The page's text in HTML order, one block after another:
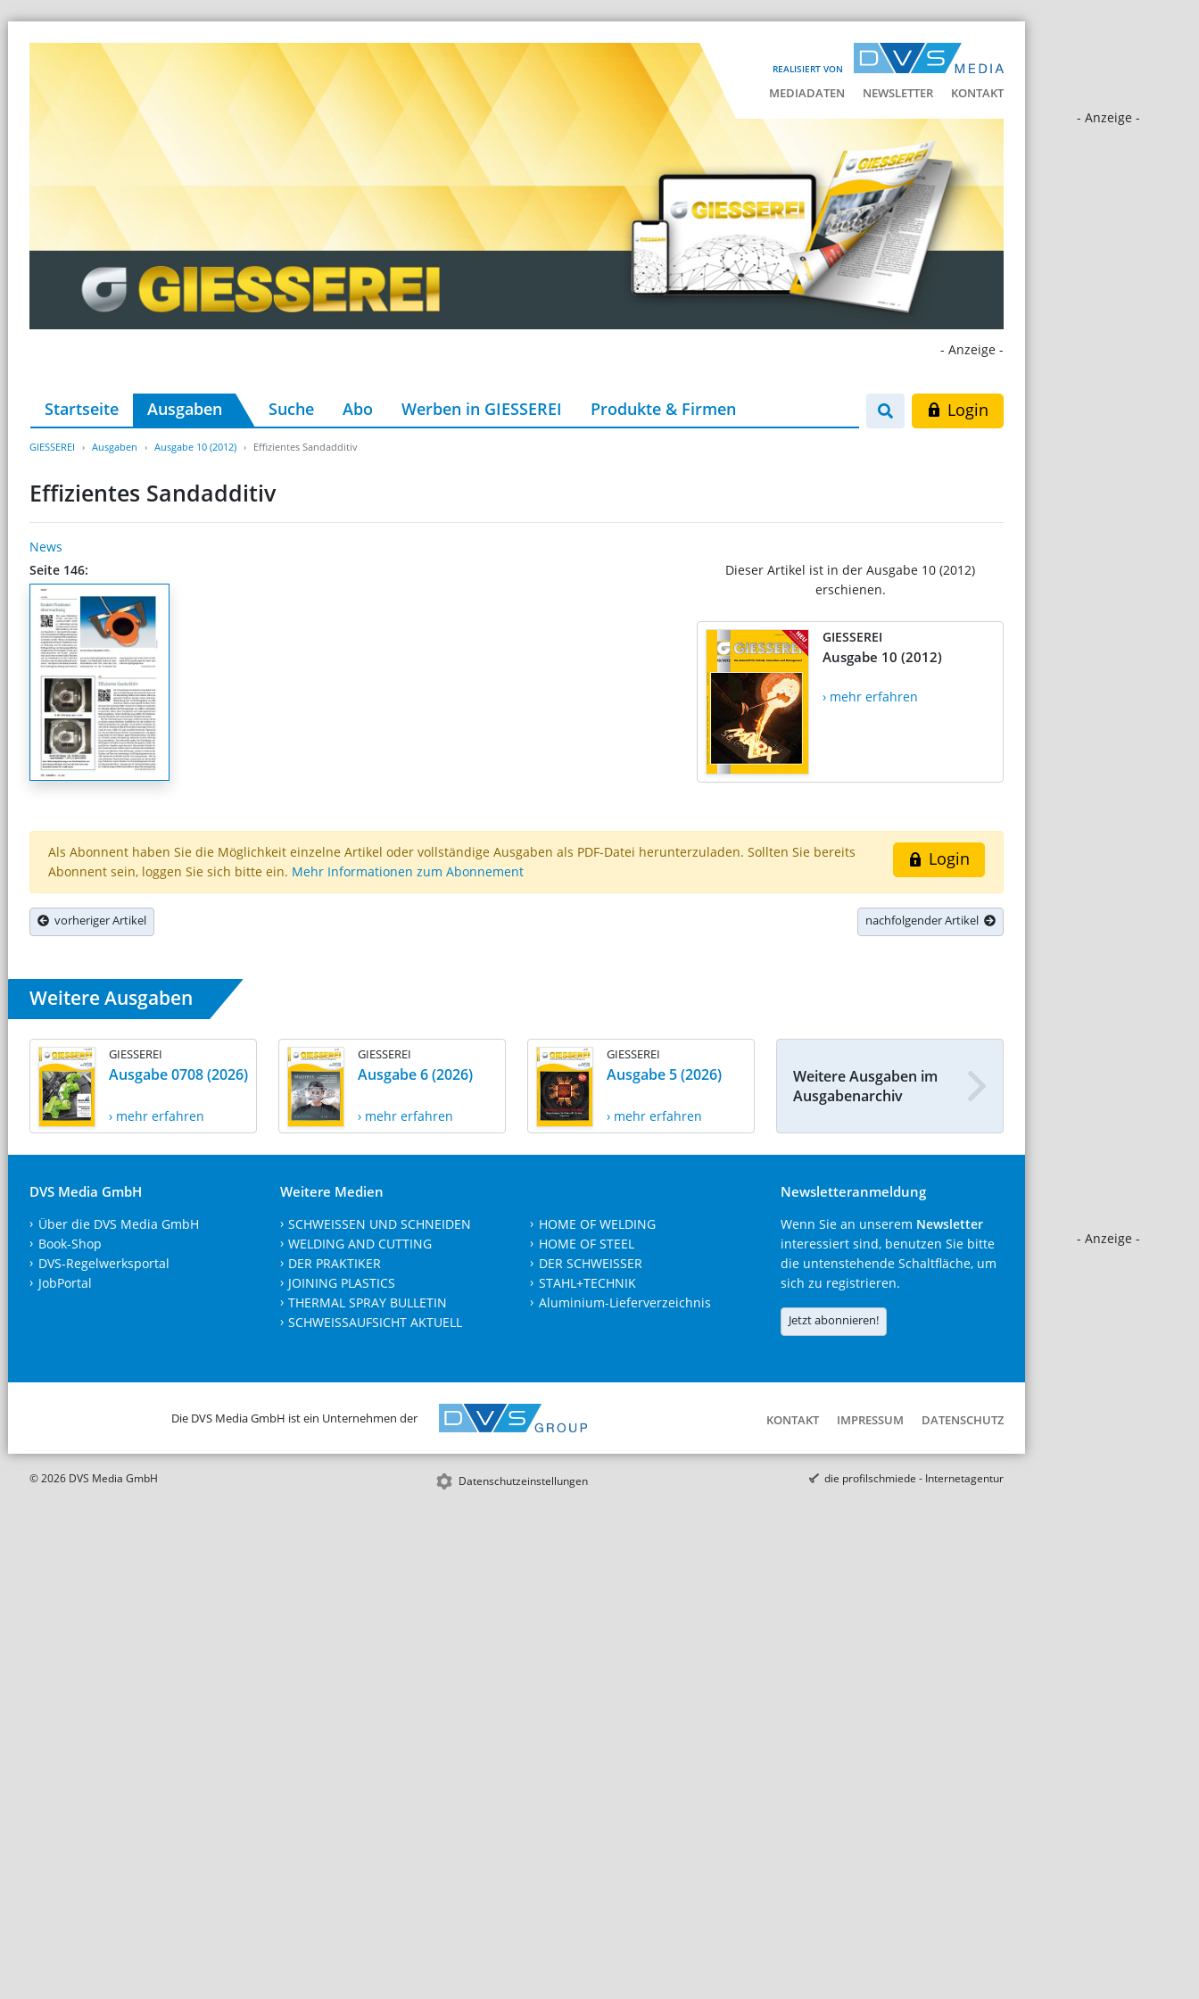
REALISIERT VON
MEDIADATEN NEWSLETTER KONTAKT
- Anzeige -
- Anzeige -
- Anzeige -
Startseite Ausgaben Suche Abo Werben in GIESSEREI Produkte & Firmen Login
GIESSEREI Ausgaben Ausgabe 10 (2012) Effizientes Sandadditiv
Effizientes Sandadditiv
News
Seite 146:
Dieser Artikel ist in der Ausgabe 10 (2012)
erschienen.
GIESSEREI
Ausgabe 10 (2012)
› mehr erfahren
Login
Als Abonnent haben Sie die Möglichkeit einzelne Artikel oder vollständige Ausgaben als PDF-Datei herunterzuladen. Sollten Sie bereits
Abonnent sein, loggen Sie sich bitte ein. Mehr Informationen zum Abonnement
vorheriger Artikel nachfolgender Artikel
Weitere Ausgaben
GIESSEREI
Ausgabe 0708 (2026)
› mehr erfahren
GIESSEREI
Ausgabe 6 (2026)
› mehr erfahren
GIESSEREI
Ausgabe 5 (2026)
› mehr erfahren
Weitere Ausgaben im
Ausgabenarchiv
DVS Media GmbH
Über die DVS Media GmbH
Book-Shop
DVS-Regelwerksportal
JobPortal
Weitere Medien
SCHWEISSEN UND SCHNEIDEN
WELDING AND CUTTING
DER PRAKTIKER
JOINING PLASTICS
THERMAL SPRAY BULLETIN
SCHWEISSAUFSICHT AKTUELL
HOME OF WELDING
HOME OF STEEL
DER SCHWEISSER
STAHL+TECHNIK
Aluminium-Lieferverzeichnis
Newsletteranmeldung
Wenn Sie an unserem Newsletter
interessiert sind, benutzen Sie bitte
die untenstehende Schaltfläche, um
sich zu registrieren.
Jetzt abonnieren!
Die DVS Media GmbH ist ein Unternehmen der KONTAKT IMPRESSUM DATENSCHUTZ
© 2026 DVS Media GmbH Datenschutzeinstellungen die profilschmiede - Internetagentur